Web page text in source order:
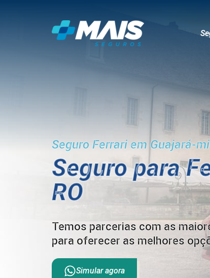
Seguro Ferrari em Guajará-
Seguro para
RO
Temos parcerias com as
para oferecer as melhores
Simular agora